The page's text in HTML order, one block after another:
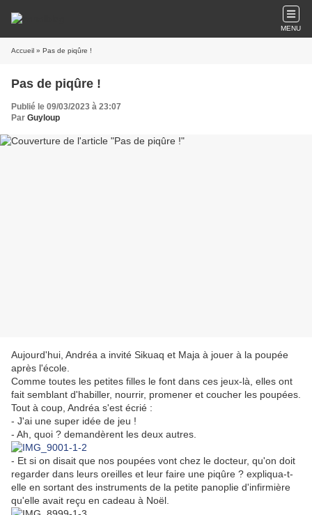
MENU
Accueil » Pas de piqûre !
Pas de piqûre !
Publié le 09/03/2023 à 23:07
Par Guyloup
Aujourd'hui, Andréa a invité Sikuaq et Maja à jouer à la poupée
après l'école.
Comme toutes les petites filles le font dans ces jeux-là, elles ont
fait semblant d'habiller, nourrir, promener et coucher les poupées.
Tout à coup, Andréa s'est écrié :
- J'ai une super idée de jeu !
- Ah, quoi ? demandèrent les deux autres.
- Et si on disait que nos poupées vont chez le docteur, qu'on doit
regarder dans leurs oreilles et leur faire une piqûre ? expliqua-t-
elle en sortant des instruments de la petite panoplie d'infirmière
qu'elle avait reçu en cadeau à Noël.